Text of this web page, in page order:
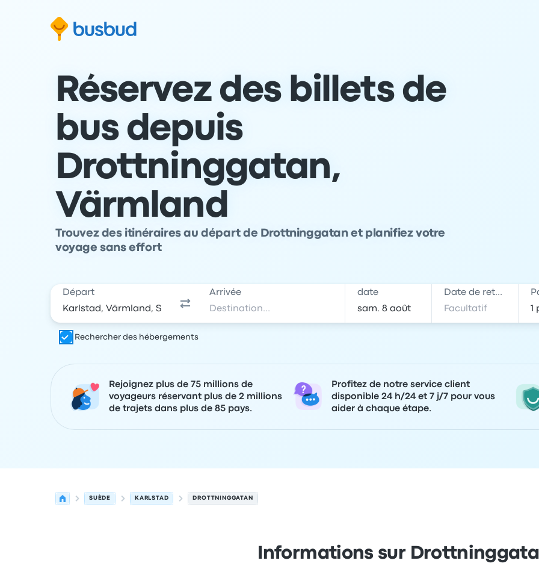
formulaire de recherche
Aller au contenu
Aller au pied de page
Réservez des billets de
bus depuis
Drottninggatan,
Värmland
Trouvez des itinéraires au départ de Drottninggatan et planifiez votre
voyage sans effort
Départ Arrivée date Date de retour
Rechercher des hébergements
Rejoignez plus de 75 millions de
voyageurs réservant plus de 2 millions
de trajets dans plus de 85 pays.
Profitez de notre service client
disponible 24 h/24 et 7 j/7 pour vous
aider à chaque étape.
SUÈDE KARLSTAD DROTTNINGGATAN
Informations sur